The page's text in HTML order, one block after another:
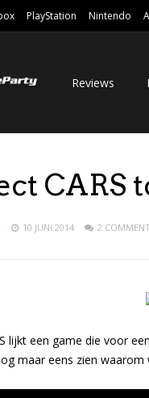
PlayStation Nintendo
Reviews
CARS
10 JUNI 2014 2
lijkt een game die voor
maar eens zien waarom